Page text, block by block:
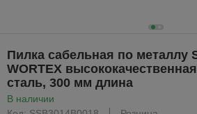
Пилка сабельная по металлу
WORTEX
сталь, 300 мм длина
В наличии